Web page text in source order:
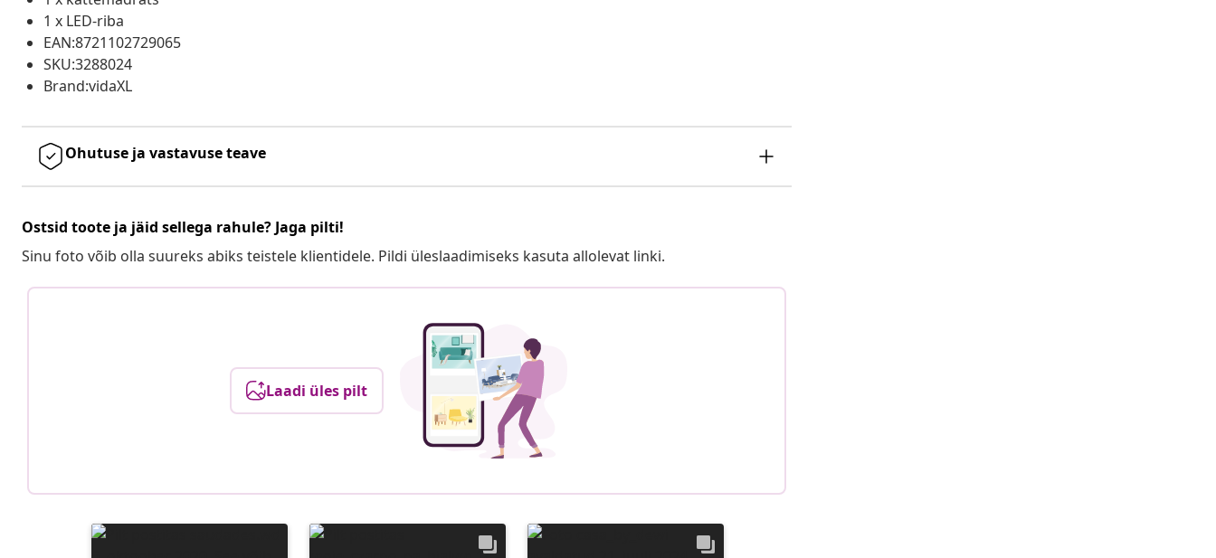
1 x LED-riba
EAN:8721102729065
SKU:3288024
Brand:vidaXL
Ohutuse ja vastavuse teave
Ostsid toote ja jäid sellega rahule? Jaga pilti!
Sinu foto võib olla suureks abiks teistele klientidele. Pildi üleslaadimiseks kasuta allolevat linki.
Laadi üles pilt